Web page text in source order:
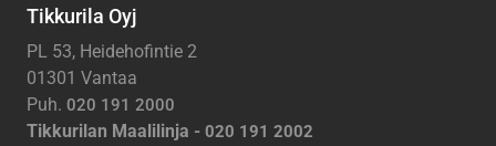
Tikkurila Oyj
PL 53, Heidehofintie 2
01301 Vantaa
Puh. 020 191 2000
Tikkurilan Maalilinja - 020 191 2002